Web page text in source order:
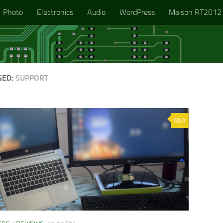
Photo Electronics Audio WordPress Maison RT2012
SUPPORT
0